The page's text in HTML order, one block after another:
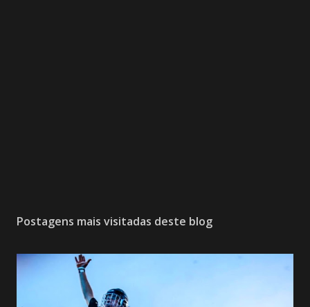
Postagens mais visitadas deste blog